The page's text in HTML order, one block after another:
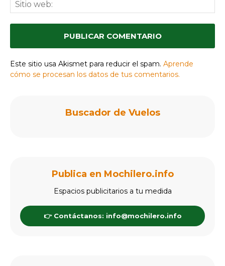
Este sitio usa Akismet para reducir el spam. Aprende
cómo se procesan los datos de tus comentarios.
Buscador de Vuelos
Publica en Mochilero.info
Espacios publicitarios a tu medida
👉 Contáctanos: info@mochilero.info